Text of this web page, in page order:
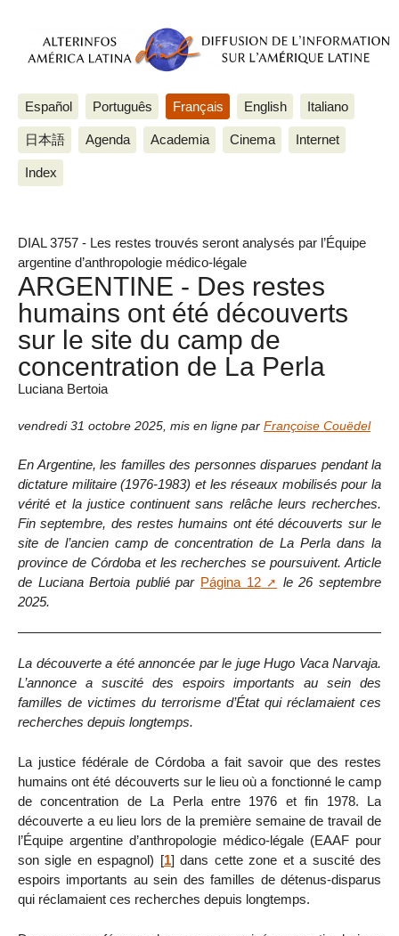
Español Português Français English Italiano
日本語 Agenda Academia Cinema Internet
Index
DIAL 3757 - Les restes trouvés seront analysés par l’Équipe
argentine d’anthropologie médico-légale
ARGENTINE - Des restes
humains ont été découverts
sur le site du camp de
concentration de La Perla
Luciana Bertoia
vendredi 31 octobre 2025 mis en ligne par Françoise Couëdel
En Argentine, les familles des personnes disparues pendant la
dictature militaire (1976-1983) et les réseaux mobilisés pour la
vérité et la justice continuent sans relâche leurs recherches.
Fin septembre, des restes humains ont été découverts sur le
site de l’ancien camp de concentration de La Perla dans la
province de Córdoba et les recherches se poursuivent. Article
de Luciana Bertoia publié par Página 12
le 26 septembre
2025.
La découverte a été annoncée par le juge Hugo Vaca Narvaja.
L’annonce a suscité des espoirs importants au sein des
familles de victimes du terrorisme d’État qui réclamaient ces
recherches depuis longtemps.
La justice fédérale de Córdoba a fait savoir que des restes
humains ont été découverts sur le lieu où a fonctionné le camp
de concentration de La Perla entre 1976 et fin 1978. La
découverte a eu lieu lors de la première semaine de travail de
l’Équipe argentine d’anthropologie médico-légale (EAAF pour
son sigle en espagnol) [1] dans cette zone et a suscité des
espoirs importants au sein des familles de détenus-disparus
qui réclamaient ces recherches depuis longtemps.